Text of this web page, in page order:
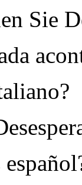
Sie